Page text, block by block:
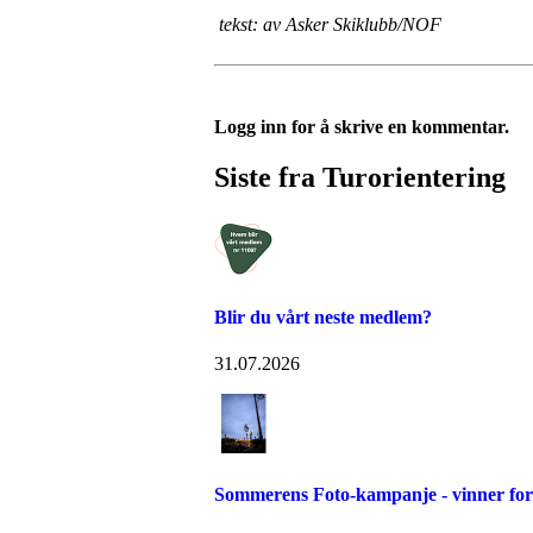
tekst: av Asker Skiklubb/NOF
Logg inn for å skrive en kommentar.
Siste fra Turorientering
Blir du vårt neste medlem?
31.07.2026
Sommerens Foto-kampanje - vinner